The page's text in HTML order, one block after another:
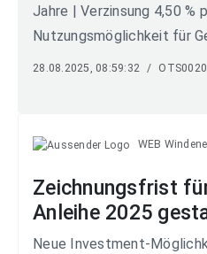
Jahre | Verzinsung 4,50 %
Nutzungsmöglichkeit für
28.08.2025, 08:59:32 / OTS0020
WEB
Zeichnungsfrist
Anleihe 2025
Neue Investment-